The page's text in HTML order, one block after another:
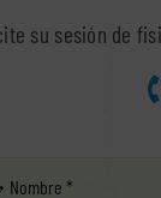
su sesión de